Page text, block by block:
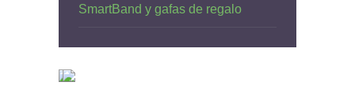
SmartBand y gafas de regalo